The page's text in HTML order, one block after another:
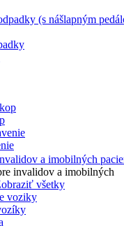
a imobilných
invalidov a imobilných
všetky